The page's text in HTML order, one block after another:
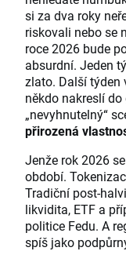
si za dva roky
riskovali nebo se
roce 2026 bude
absurdní. Jeden
zlato. Další týden
někdo nakreslí
„nevyhnutelný“
přirozená
Jenže rok 2026
období.
Tradiční post-
likvidita, ETF a
politice Fedu. A
spíš jako